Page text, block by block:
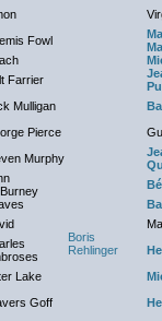
Boris
Rehlinger
Fowl
Farrier
Mulligan
Pierce
Murphy
Lake
Goff